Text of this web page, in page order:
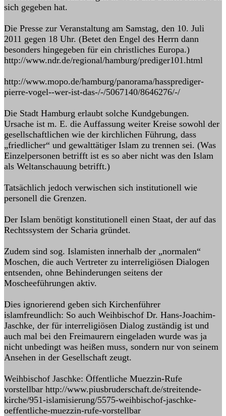
sich gegeben hat.
Die Presse zur Veranstaltung am Samstag, den 10. Juli
2011 gegen 18 Uhr. (Betet den Engel des Herrn dann
besonders hingegeben für ein christliches Europa.)
http://www.ndr.de/regional/hamburg/prediger101.html
http://www.mopo.de/hamburg/panorama/hassprediger-
pierre-vogel--wer-ist-das-/-/5067140/8646276/-/
Die Stadt Hamburg erlaubt solche Kundgebungen.
Ursache ist m. E. die Auffassung weiter Kreise sowohl der
gesellschaftlichen wie der kirchlichen Führung, dass
„friedlicher“ und gewalttätiger Islam zu trennen sei. (Was
Einzelpersonen betrifft ist es so aber nicht was den Islam
als Weltanschauung betrifft.)
Tatsächlich jedoch verwischen sich institutionell wie
personell die Grenzen.
Der Islam benötigt konstitutionell einen Staat, der auf das
Rechtssystem der Scharia gründet.
Zudem sind sog. Islamisten innerhalb der „normalen“
Moschen, die auch Vertreter zu interreligiösen Dialogen
entsenden, ohne Behinderungen seitens der
Moscheeführungen aktiv.
Dies ignorierend geben sich Kirchenführer
islamfreundlich: So auch Weihbischof Dr. Hans-Joachim-
Jaschke, der für interreligiösen Dialog zuständig ist und
auch mal bei den Freimaurern eingeladen wurde was ja
nicht unbedingt was heißen muss, sondern nur von seinem
Ansehen in der Gesellschaft zeugt.
Weihbischof Jaschke: Öffentliche Muezzin-Rufe
vorstellbar http://www.piusbruderschaft.de/streitende-
kirche/951-islamisierung/5575-weihbischof-jaschke-
oeffentliche-muezzin-rufe-vorstellbar